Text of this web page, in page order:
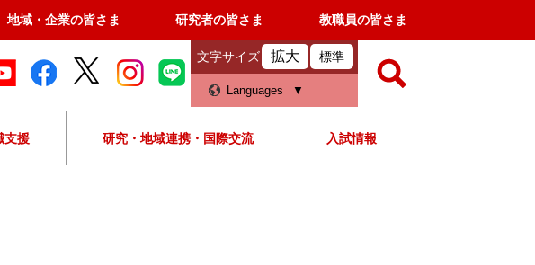
地域・企業の皆さま 研究者の皆さま 教職員の皆さま
文字サイズ 拡大 標準
Languages
支援 研究・地域連携・国際交流 入試情報